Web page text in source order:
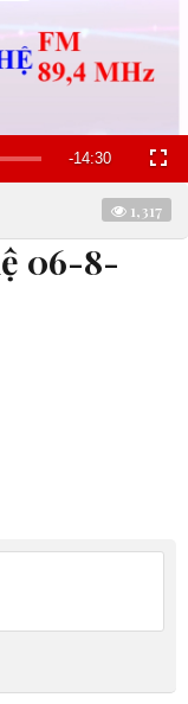
Remaining
Time
-14:29
1,317
06-8-